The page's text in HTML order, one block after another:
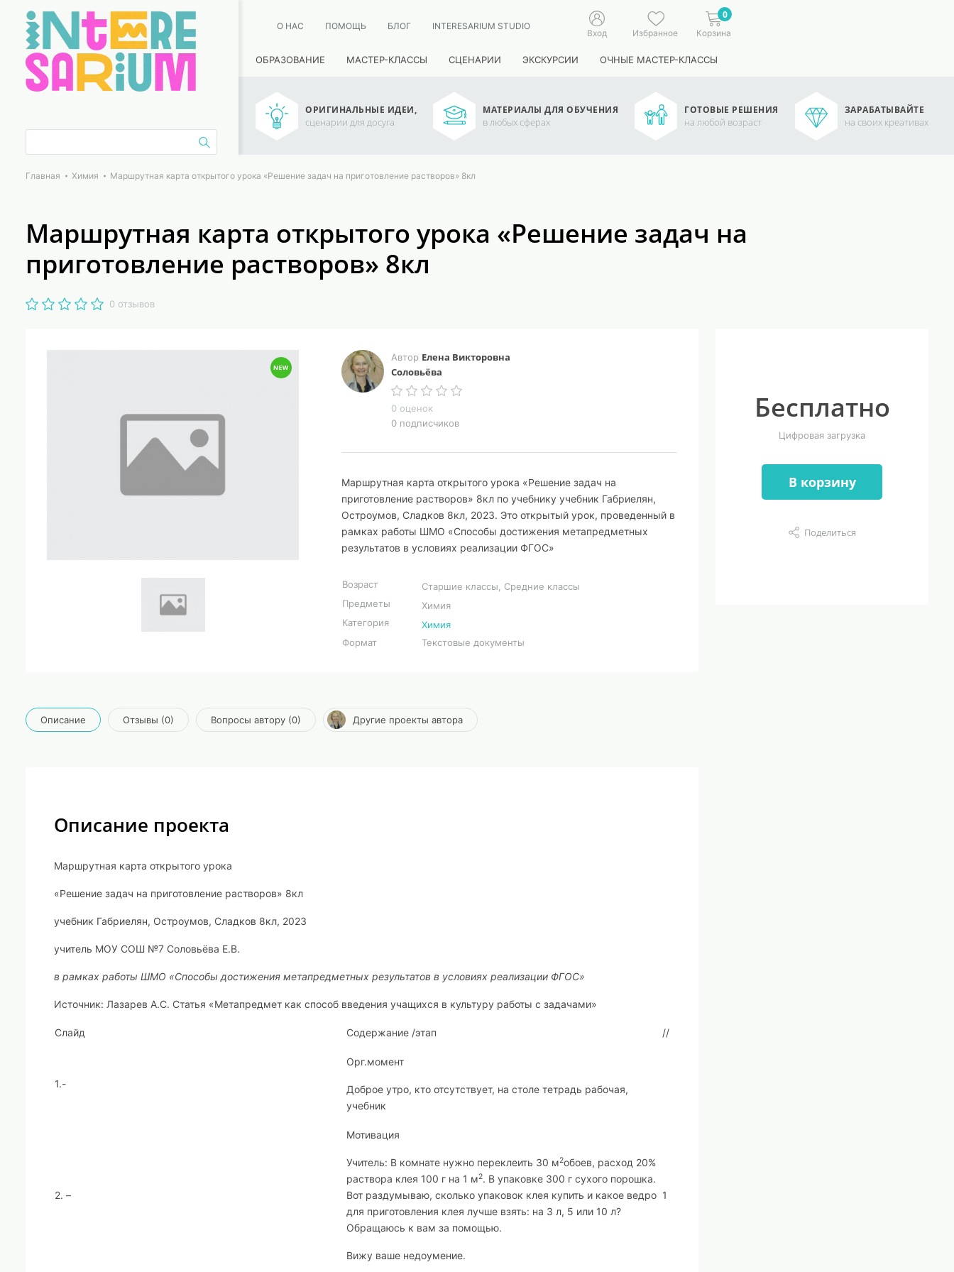
О НАС ПОМОЩЬ БЛОГ INTERESARIUM STUDIO
Вход Избранное
0
Корзина
ОБРАЗОВАНИЕ МАСТЕР-КЛАССЫ СЦЕНАРИИ ЭКСКУРСИИ ОЧНЫЕ МАСТЕР-КЛАССЫ
ОРИГИНАЛЬНЫЕ ИДЕИ,
сценарии для досуга
МАТЕРИАЛЫ ДЛЯ ОБУЧЕНИЯ
в любых сферах
ГОТОВЫЕ РЕШЕНИЯ
на любой возраст
ЗАРАБАТЫВАЙТЕ
на своих креативах
Главная Химия Маршрутная карта открытого урока «Решение задач на приготовление растворов» 8кл
Маршрутная карта открытого урока «Решение задач на
приготовление растворов» 8кл
0 отзывов
Автор Елена Викторовна
Соловьёва
0 оценок
0 подписчиков
Маршрутная карта открытого урока «Решение задач на
приготовление растворов» 8кл по учебнику учебник Габриелян,
Остроумов, Сладков 8кл, 2023. Это открытый урок, проведенный в
рамках работы ШМО «Способы достижения метапредметных
результатов в условиях реализации ФГОС»
Возраст
Старшие классы, Средние классы
Предметы
Химия
Категория
Химия
Формат
Текстовые документы
Бесплатно
Цифровая загрузка
В корзину
Поделиться
Описание Отзывы (0) Вопросы автору (0) Другие проекты автора
Описание проекта
Маршрутная карта открытого урока
«Решение задач на приготовление растворов» 8кл
учебник Габриелян, Остроумов, Сладков 8кл, 2023
учитель МОУ СОШ №7 Соловьёва Е.В.
в рамках работы ШМО «Способы достижения метапредметных результатов в условиях реализации ФГОС»
Источник: Лазарев А.С. Статья «Метапредмет как способ введения учащихся в культуру работы с задачами»
Слайд Содержание /этап //
1.-
Орг.момент
Доброе утро, кто отсутствует, на столе тетрадь рабочая,
учебник
2. –
Мотивация
Учитель: В комнате нужно переклеить 30 м2обоев, расход 20%
раствора клея 100 г на 1 м2. В упаковке 300 г сухого порошка.
Вот раздумываю, сколько упаковок клея купить и какое ведро
для приготовления клея лучше взять: на 3 л, 5 или 10 л?
Обращаюсь к вам за помощью.
Вижу ваше недоумение.
1